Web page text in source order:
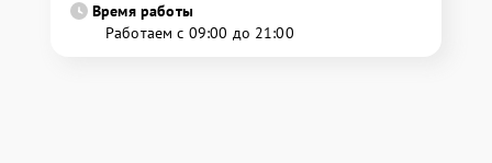
Время работы
Работаем с 09:00 до 21:00